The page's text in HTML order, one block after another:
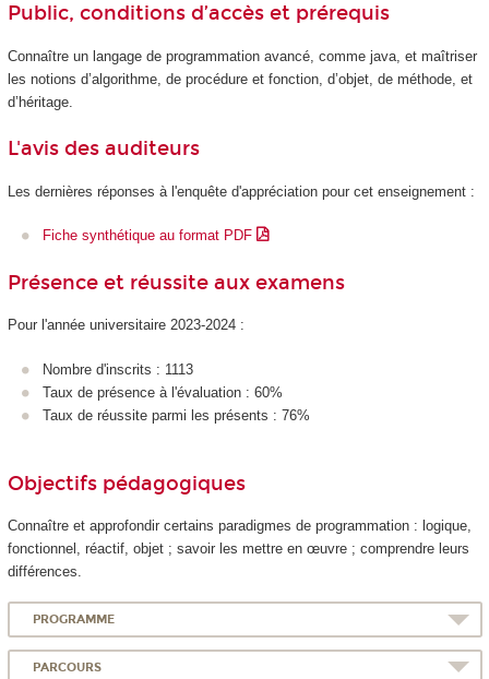
Public, conditions d’accès et prérequis
Connaître un langage de programmation avancé, comme java, et maîtriser
les notions d’algorithme, de procédure et fonction, d’objet, de méthode, et
d’héritage.
L'avis des auditeurs
Les dernières réponses à l'enquête d'appréciation pour cet enseignement :
Fiche synthétique au format PDF
Présence et réussite aux examens
Pour l'année universitaire 2023-2024 :
Nombre d'inscrits : 1113
Taux de présence à l'évaluation : 60%
Taux de réussite parmi les présents : 76%
Objectifs pédagogiques
Connaître et approfondir certains paradigmes de programmation : logique,
fonctionnel, réactif, objet ; savoir les mettre en œuvre ; comprendre leurs
différences.
PROGRAMME
PARCOURS